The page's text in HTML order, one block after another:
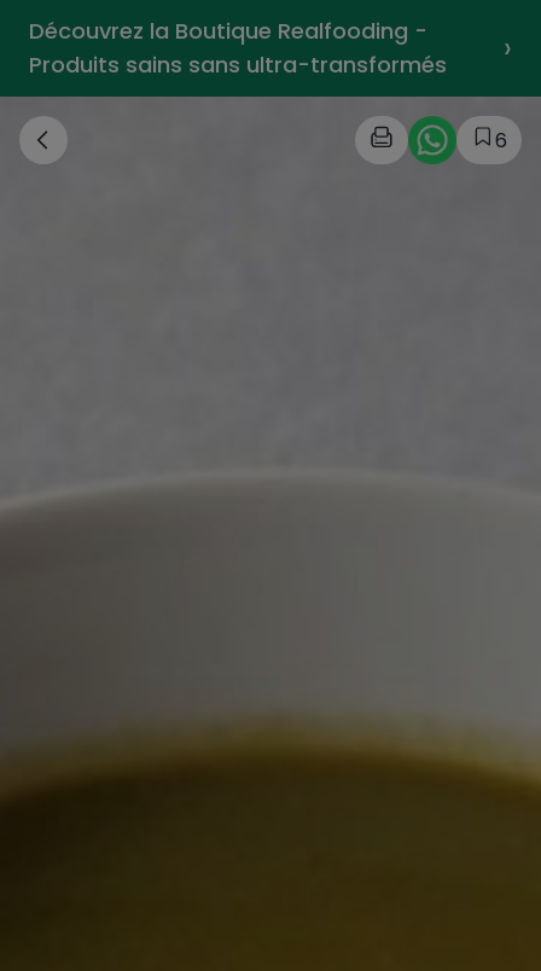
Découvrez la Boutique Realfooding -
Produits sains sans ultra-transformés
›
6